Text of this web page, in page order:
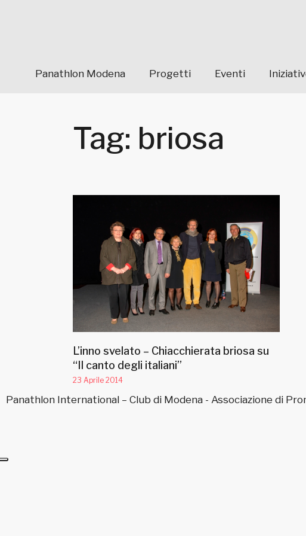
Panathlon Modena Progetti Eventi
Tag: briosa
L’inno svelato – Chiacchierata briosa su
“Il canto degli italiani”
23 Aprile 2014
Panathlon International – Club di Modena - Associazione di